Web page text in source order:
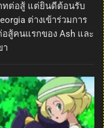
ภทต่อสู้ แต่ยินดีต้อนรับ
ต่างเข้าร่วมการ
อสู้คนแรกของ Ash และ
า